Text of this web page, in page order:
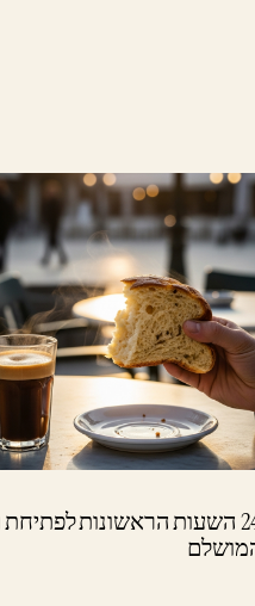
אתונה: 24 השעות הראשונות לפתיחת